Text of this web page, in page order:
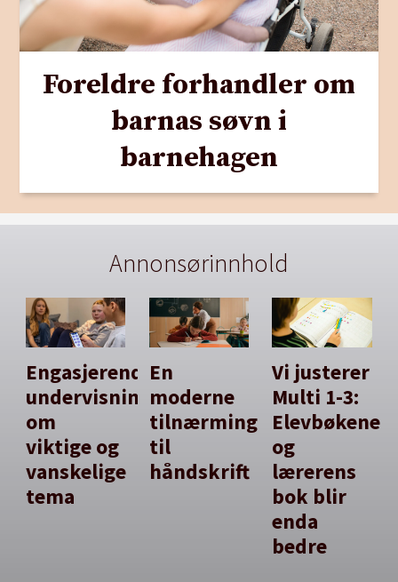
Foreldre forhandler om
barnas søvn i
barnehagen
Annonsørinnhold
Engasjerende
undervisning
om
viktige og
vanskelige
tema
En
moderne
tilnærming
til
håndskrift
Vi justerer
Multi 1-3:
Elevbøkene
og
lærerens
bok blir
enda
bedre